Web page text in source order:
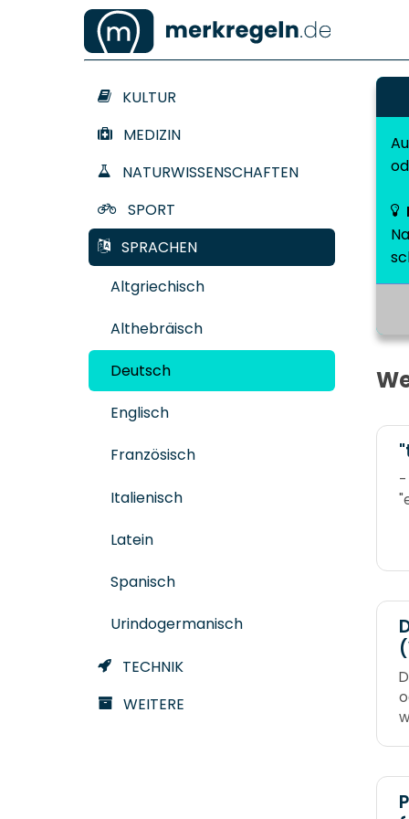
KULTUR
MEDIZIN
NATURWISSENSCHAFTEN
SPORT
SPRACHEN
Altgriechisch
Althebräisch
Deutsch
Englisch
Französisch
Italienisch
Latein
Spanisch
Urindogermanisch
TECHNIK
WEITERE
-